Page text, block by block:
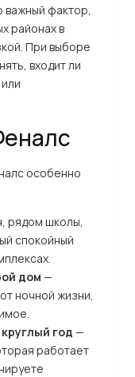
важный фактор,
районах в
При выборе
входит ли
особенно
рядом школы,
спокойный
дом —
ночной жизни,
год —
работает